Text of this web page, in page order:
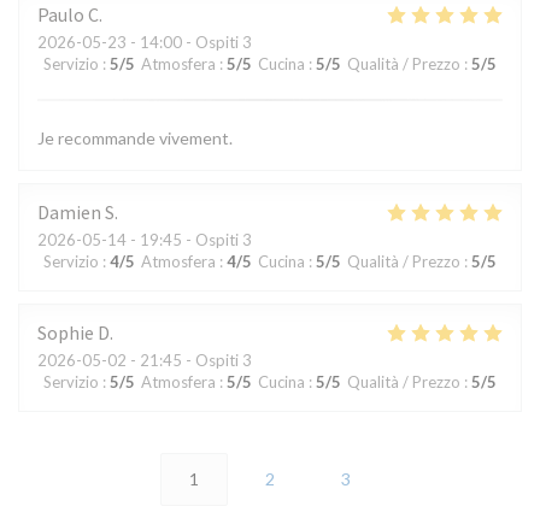
Paulo C
2026-05-23 - 14:00 - Ospiti 3
Servizio : 5/5 Atmosfera : 5/5 Cucina : 5/5 Qualità / Prezzo : 5/5
Je recommande vivement.
Damien S
2026-05-14 - 19:45 - Ospiti 3
Servizio : 4/5 Atmosfera : 4/5 Cucina : 5/5 Qualità / Prezzo : 5/5
Sophie D
2026-05-02 - 21:45 - Ospiti 3
Servizio : 5/5 Atmosfera : 5/5 Cucina : 5/5 Qualità / Prezzo : 5/5
1 2 3